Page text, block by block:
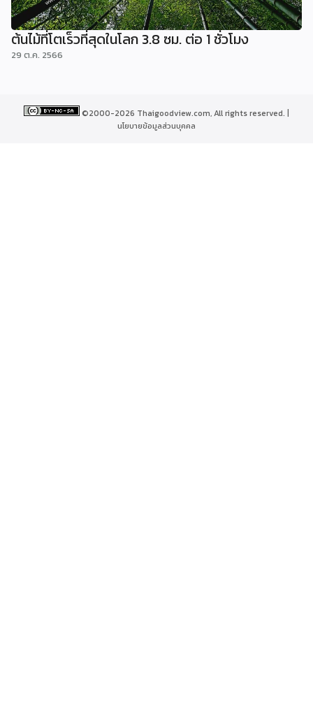
ต้นไม้ที่โตเร็วที่สุดในโลก 3.8 ซม. ต่อ 1 ชั่วโมง
29 ต.ค. 2566
©2000-2026 Thaigoodview.com, All rights reserved. |
นโยบายข้อมูลส่วนบุคคล